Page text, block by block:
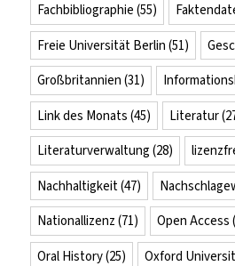
Fachbibliographie (55)
Freie Universität Berlin (51)
Großbritannien (31)
Link des Monats (45) Literatur
Literaturverwaltung (28)
Nachhaltigkeit(47)
Nationallizenz (71) Open Access
Oral History(25) Oxford